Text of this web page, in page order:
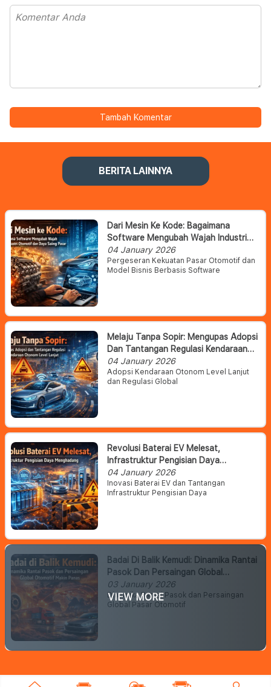
Tambah Komentar
BERITA LAINNYA
Dari Mesin Ke Kode: Bagaimana
Software Mengubah Wajah Industri
Otomotif Dan Daya Saing Pasar
04 January 2026
Pergeseran Kekuatan Pasar Otomotif dan
Model Bisnis Berbasis Software
Melaju Tanpa Sopir: Mengupas Adopsi
Dan Tantangan Regulasi Kendaraan
Otonom Level Lanjut
04 January 2026
Adopsi Kendaraan Otonom Level Lanjut
dan Regulasi Global
Revolusi Baterai EV Melesat,
Infrastruktur Pengisian Daya
Menghadang
04 January 2026
Inovasi Baterai EV dan Tantangan
Infrastruktur Pengisian Daya
Badai Di Balik Kemudi: Dinamika Rantai
Pasok Dan Persaingan Global
Otomotif Makin Panas
03 January 2026
Dinamika Rantai Pasok dan Persaingan
Global Pasar Otomotif
VIEW MORE